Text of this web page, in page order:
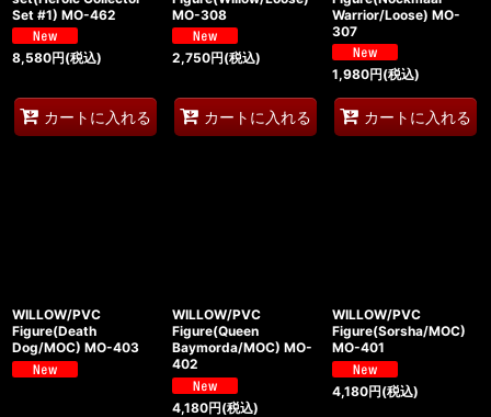
Set #1) MO-462
8,580円(税込)
カートに入れる
MO-308
2,750円(税込)
カートに入れる
Warrior/Loose) MO-
307
1,980円(税込)
カートに入れる
WILLOW/PVC
Figure(Death
Dog/MOC) MO-403
WILLOW/PVC
Figure(Queen
Baymorda/MOC) MO-
402
4,180円(税込)
WILLOW/PVC
Figure(Sorsha/MOC)
MO-401
4,180円(税込)